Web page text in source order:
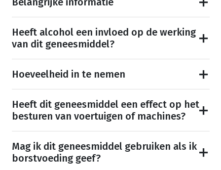
Heeft alcohol een invloed op de werking
van dit geneesmiddel?
Hoeveelheid in te nemen
Heeft dit geneesmiddel een effect op het
besturen van voertuigen of machines?
Mag ik dit geneesmiddel gebruiken als ik
borstvoeding geef?